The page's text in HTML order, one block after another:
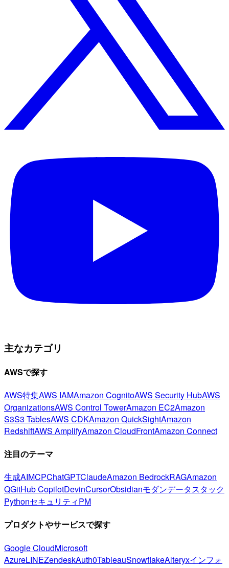
主なカテゴリ
AWSで探す
AWS特集AWS IAMAmazon CognitoAWS Security HubAWS
OrganizationsAWS Control TowerAmazon EC2Amazon
S3S3 TablesAWS CDKAmazon QuickSightAmazon
RedshiftAWS AmplifyAmazon CloudFrontAmazon Connect
注目のテーマ
生成AIMCPChatGPTClaudeAmazon BedrockRAGAmazon
QGitHub CopilotDevinCursorObsidianモダンデータスタック
PythonセキュリティPM
プロダクトやサービスで探す
Google CloudMicrosoft
AzureLINEZendeskAuth0TableauSnowflakeAlteryxインフォ